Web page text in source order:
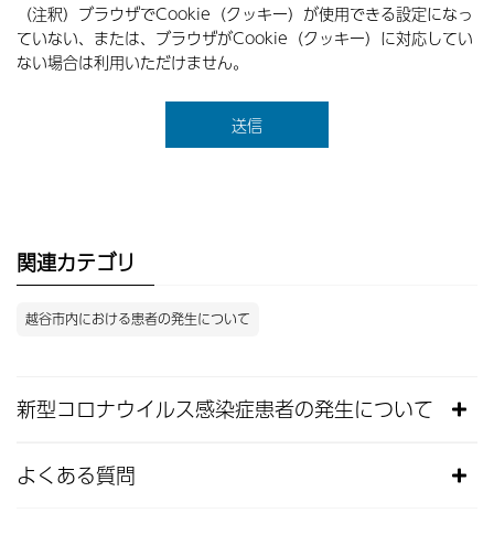
（注釈）ブラウザでCookie（クッキー）が使用できる設定になっ
ていない、または、ブラウザがCookie（クッキー）に対応してい
ない場合は利用いただけません。
関連カテゴリ
越谷市内における患者の発生について
新型コロナウイルス感染症患者の発生について
よくある質問